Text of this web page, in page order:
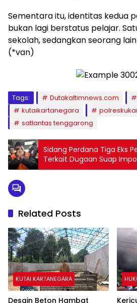
Sementara itu, identitas kedua
bukan lagi berstatus pelajar.
sekolah, sedangkan seorang
(*van)
Tags: Dutakaltimnews.com
kutaikartanegara
satlantas tenggarong
Sidang Perdana Tiga Eks
Terkait Dugaan Suap
Related Posts
KUTAI KARTANEGARA
Desain Beton Hambat